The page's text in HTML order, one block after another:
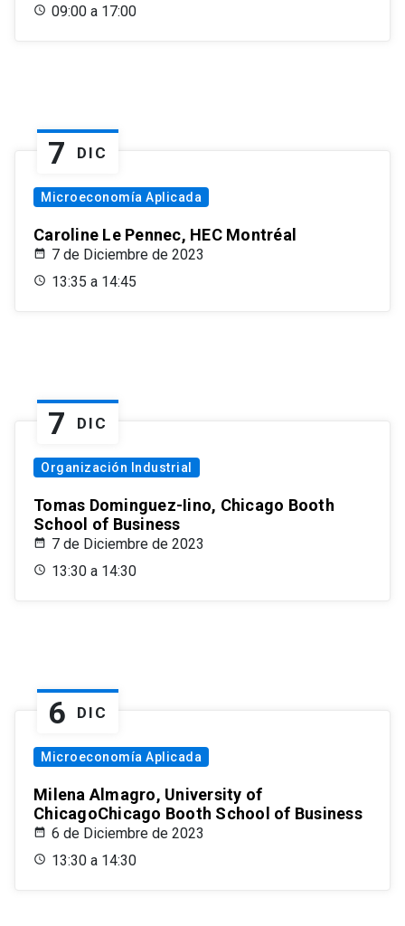
09:00 a 17:00
7 DIC
Microeconomía Aplicada
Caroline Le Pennec, HEC Montréal
7 de Diciembre de 2023
13:35 a 14:45
7 DIC
Organización Industrial
Tomas Dominguez-Iino, Chicago Booth
School of Business
7 de Diciembre de 2023
13:30 a 14:30
6 DIC
Microeconomía Aplicada
Milena Almagro, University of
ChicagoChicago Booth School of Business
6 de Diciembre de 2023
13:30 a 14:30